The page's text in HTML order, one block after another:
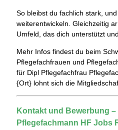
So bleibst du fachlich stark,
weiterentwickeln. Gleichzeitig
Umfeld, das dich unterstützt
Mehr Infos findest du beim
Pflegefachfrauen und
für Dipl Pflegefachfrau
{Ort} lohnt sich die
Kontakt und Bewerbung
Pflegefachmann HF Jobs